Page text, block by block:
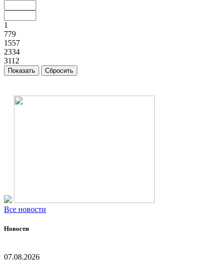
1
779
1557
2334
3112
Все новости
Новости
07.08.2026